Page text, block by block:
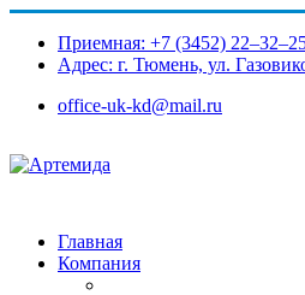
Приемная: +7 (3452)
Адрес: г. Тюмень, ул.
office-uk-kd@mail.ru
Главная
Компания